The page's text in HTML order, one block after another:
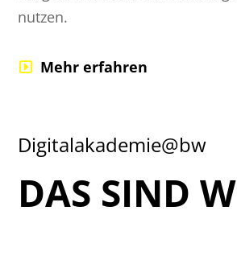
nutzen.
Mehr erfahren
Digitalakademie@bw
DAS SIND